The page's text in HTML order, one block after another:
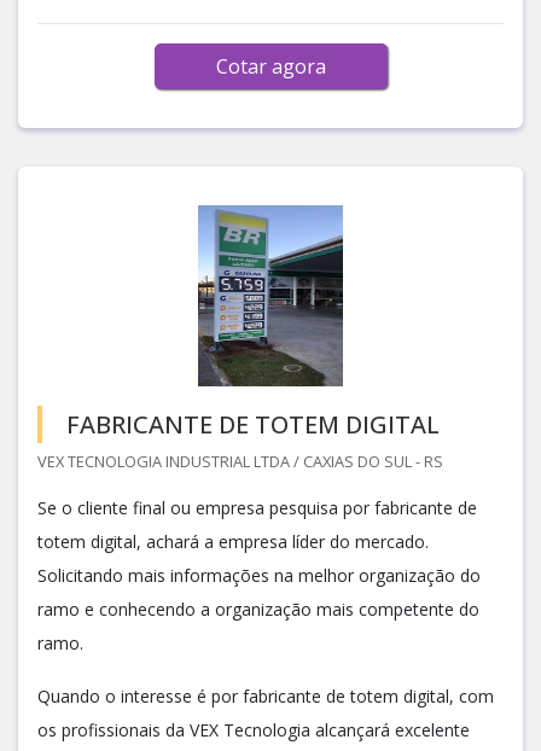
Cotar agora
FABRICANTE DE TOTEM DIGITAL
VEX TECNOLOGIA INDUSTRIAL LTDA / CAXIAS DO SUL - RS
Se o cliente final ou empresa pesquisa por fabricante de
totem digital, achará a empresa líder do mercado.
Solicitando mais informações na melhor organização do
ramo e conhecendo a organização mais competente do
ramo.
Quando o interesse é por fabricante de totem digital, com
os profissionais da VEX Tecnologia alcançará excelente